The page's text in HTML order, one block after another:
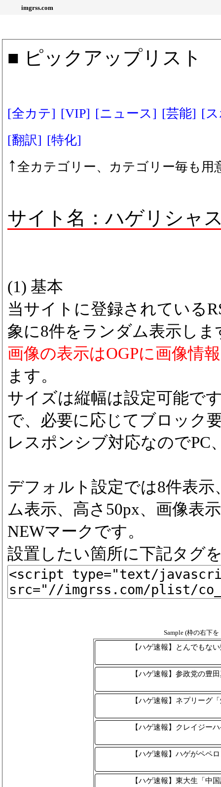
imgrss.com
■ ピックアップリスト
[全カテ] [VIP] [ニュース] [芸能] [
[翻訳] [特化]
↑全カテゴリー、カテゴリー毎も用
サイト名：ハゲリシャ
(1) 基本
当サイトに登録されている
象に8件をランダム表示しま
画像の表示はOGPに画像情
ます。
サイズは縦幅は設定可能で
で、必要に応じてブロック
レスポンシブ対応なので
デフォルト設定では8件表
ム表示、高さ50px、画像表
NEWマークです。
設置したい箇所に下記タグ
Sample (枠の右下
【ハゲ速報】とんでもな
【ハゲ速報】参政党の豊
【ハゲ速報】ネプリーグ
【ハゲ速報】クレイジー
【ハゲ速報】ハゲがペペ
【ハゲ速報】東大生「中